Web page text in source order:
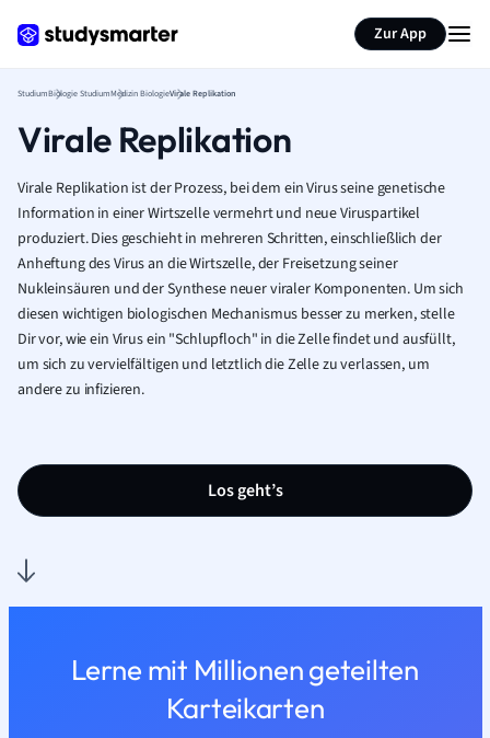
Zur App
StudiumBiologie StudiumMedizin BiologieVirale Replikation
Virale Replikation
Virale Replikation ist der Prozess, bei dem ein Virus seine genetische
Information in einer Wirtszelle vermehrt und neue Viruspartikel
produziert. Dies geschieht in mehreren Schritten, einschließlich der
Anheftung des Virus an die Wirtszelle, der Freisetzung seiner
Nukleinsäuren und der Synthese neuer viraler Komponenten. Um sich
diesen wichtigen biologischen Mechanismus besser zu merken, stelle
Dir vor, wie ein Virus ein "Schlupfloch" in die Zelle findet und ausfüllt,
um sich zu vervielfältigen und letztlich die Zelle zu verlassen, um
andere zu infizieren.
Los geht’s
Lerne mit Millionen geteilten
Karteikarten